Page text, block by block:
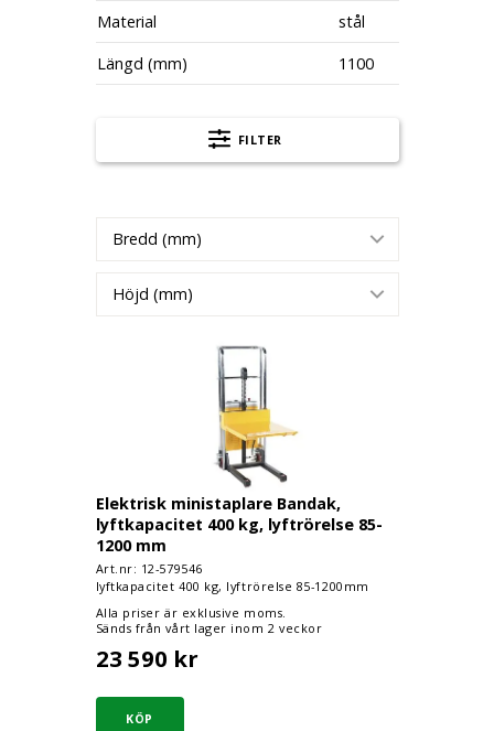
Material
stål
Längd (mm)
1100
FILTER
Bredd (mm)
Höjd (mm)
Elektrisk ministaplare Bandak,
Elektrisk ministaplare Bandak,
lyftkapacitet 400 kg, lyftrörelse 85-
1200 mm
Art.nr: 12-579546
lyftkapacitet 400 kg, lyftrörelse 85-1200mm
Alla priser är exklusive moms.
Sänds från vårt lager inom 2 veckor
23 590 kr